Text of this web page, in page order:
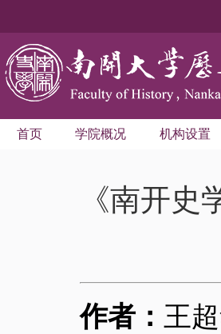
首页 学院概况 机构设置
《南开
作者： 王